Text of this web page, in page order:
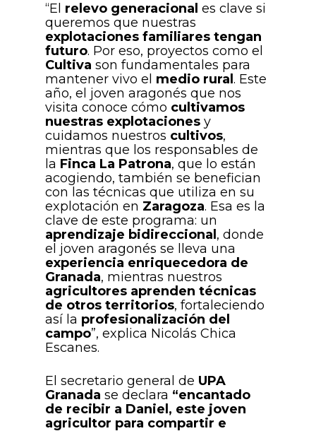
“El relevo generacional es clave si
queremos que nuestras
explotaciones familiares tengan
futuro. Por eso, proyectos como el
Cultiva son fundamentales para
mantener vivo el medio rural . Este
año, el joven aragonés que nos
visita conoce cómo cultivamos
nuestras explotaciones y
cuidamos nuestros cultivos,
mientras que los responsables de
la Finca La Patrona, que lo están
acogiendo, también se benefician
con las técnicas que utiliza en su
explotación en Zaragoza. Esa es la
clave de este programa: un
aprendizaje bidireccional , donde
el joven aragonés se lleva una
experiencia enriquecedora de
Granada, mientras nuestros
agricultores aprenden técnicas
de otros territorios, fortaleciendo
así la profesionalización del
campo”, explica Nicolás Chica
Escanes.
El secretario general de UPA
Granada se declara “encantado
de recibir a Daniel, este joven
agricultor para compartir e